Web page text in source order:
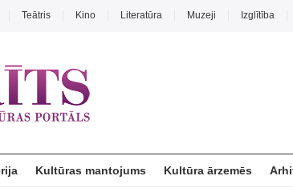
Teātris Kino Literatūra Muzeji Izglītība
Kultūras mantojums Kultūra ārzemēs